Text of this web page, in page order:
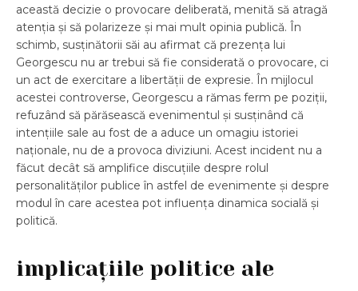
această decizie o provocare deliberată, menită să atragă
atenția și să polarizeze și mai mult opinia publică. În
schimb, susținătorii săi au afirmat că prezența lui
Georgescu nu ar trebui să fie considerată o provocare, ci
un act de exercitare a libertății de expresie. În mijlocul
acestei controverse, Georgescu a rămas ferm pe poziții,
refuzând să părăsească evenimentul și susținând că
intențiile sale au fost de a aduce un omagiu istoriei
naționale, nu de a provoca diviziuni. Acest incident nu a
făcut decât să amplifice discuțiile despre rolul
personalităților publice în astfel de evenimente și despre
modul în care acestea pot influența dinamica socială și
politică.
implicațiile politice ale